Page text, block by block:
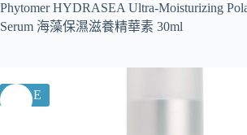
Phytomer HYDRASEA Ultra-Moisturizing
Serum 海藻保濕滋養精華素 30ml
SALE